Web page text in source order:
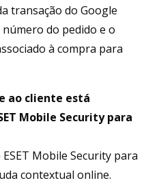
transação do Google
do pedido e o
à compra para
ao cliente está
Mobile Security para
Mobile Security para
contextual online.